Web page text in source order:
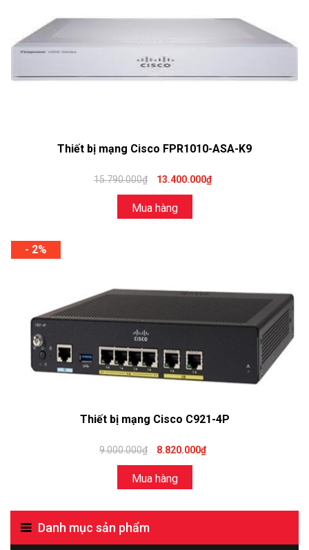
Thiết bị mạng Cisco FPR1010-ASA-K9
15.790.000₫ 13.400.000₫
Mua hàng
- 2%
Thiết bị mạng Cisco C921-4P
9.000.000₫ 8.820.000₫
Mua hàng
Danh mục sản phẩm